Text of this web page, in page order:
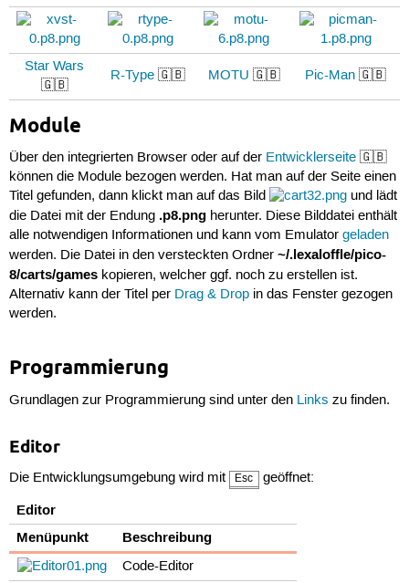
Star Wars
🇬🇧
R-Type 🇬🇧 MOTU 🇬🇧 Pic-Man 🇬🇧
Module
Über den integrierten Browser oder auf der Entwicklerseite🇬🇧
können die Module bezogen werden. Hat man auf der Seite einen
Titel gefunden, dann klickt man auf das Bild
und lädt
die Datei mit der Endung .p8.pngherunter. Diese Bilddatei enthält
alle notwendigen Informationen und kann vom Emulator geladen
werden. Die Datei in den versteckten Ordner ~/.lexaloffle/pico-
8/carts/gameskopieren, welcher ggf. noch zu erstellen ist.
Alternativ kann der Titel per Drag & Dropin das Fenster gezogen
werden.
Programmierung
Grundlagen zur Programmierung sind unter den Links zu finden.
Editor
Die Entwicklungsumgebung wird mit Esc geöffnet:
Editor
Menüpunkt
Beschreibung
Code-Editor